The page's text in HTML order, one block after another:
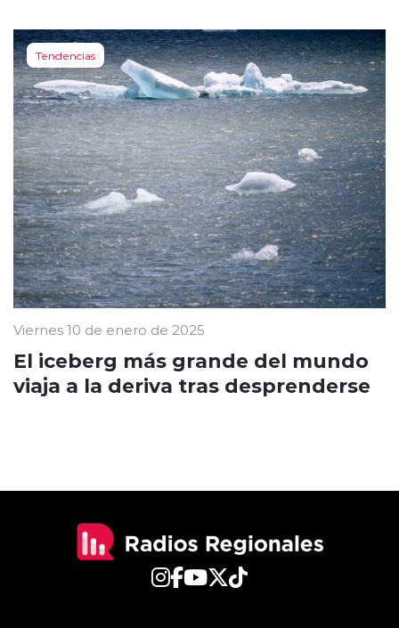
Tendencias
Viernes 10 de enero de 2025
El iceberg más grande del mundo
viaja a la deriva tras desprenderse